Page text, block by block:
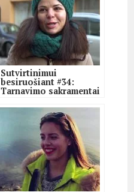
Sutvirtinimui
besiruošiant #34:
Tarnavimo sakramentai